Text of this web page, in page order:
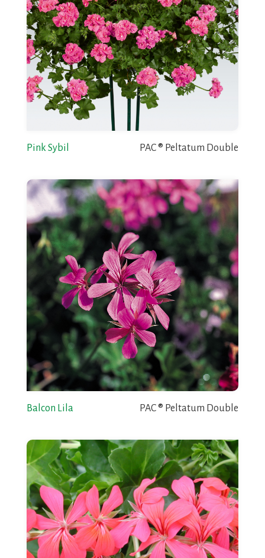
Pink Sybil PAC ® Peltatum Double
Balcon Lila PAC ® Peltatum Double